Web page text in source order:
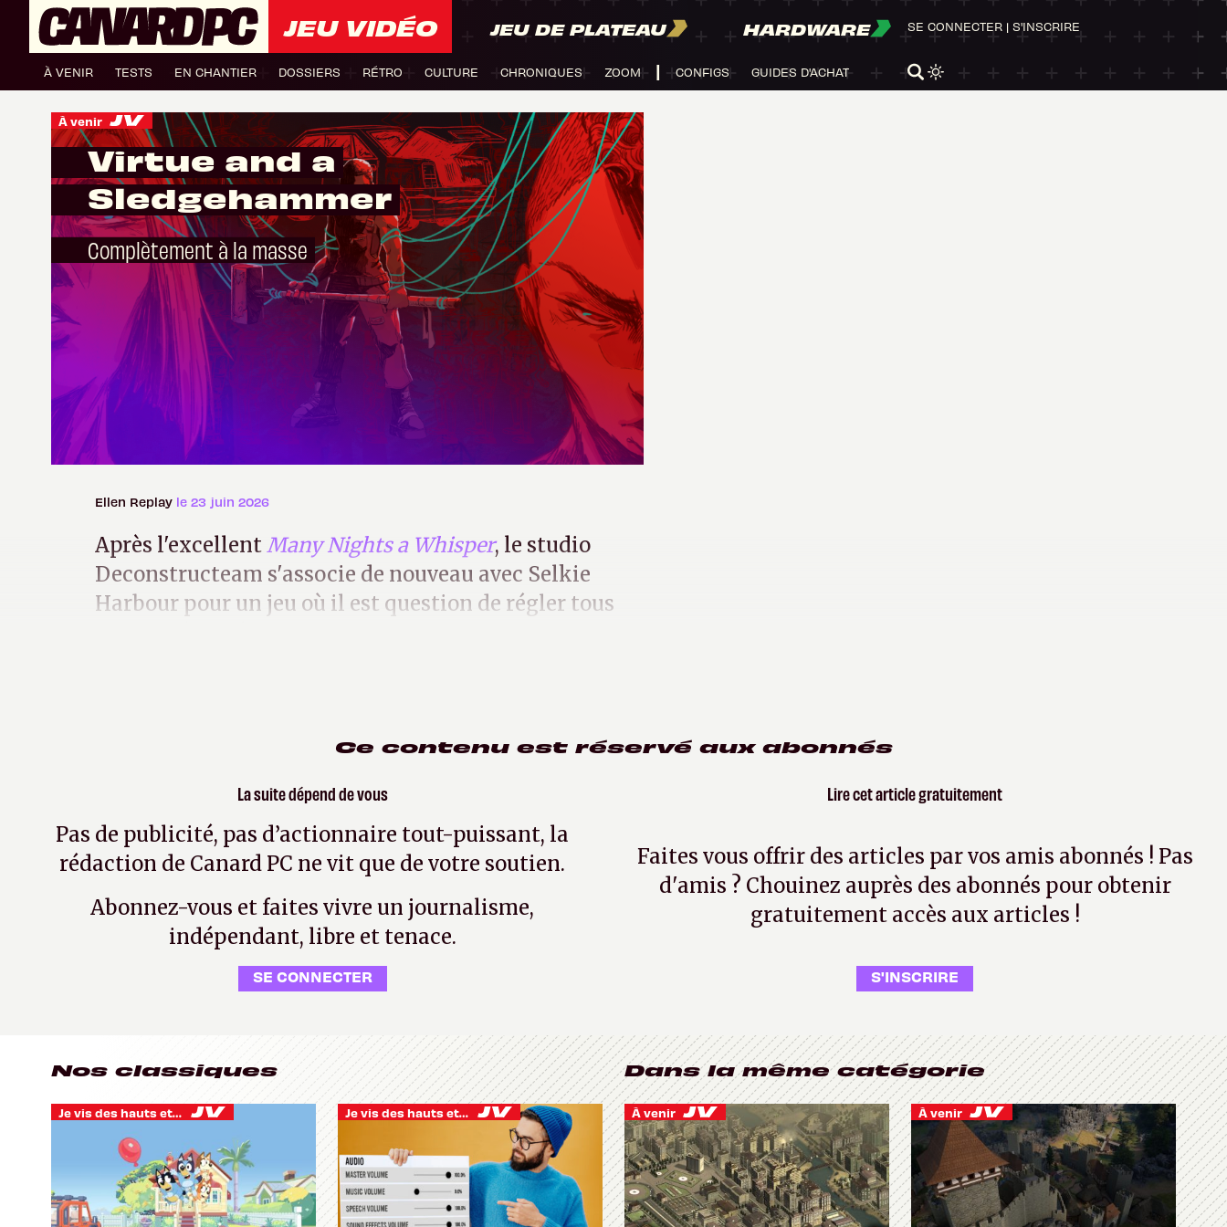
JEU VIDÉO JEU DE PLATEAU HARDWARE
À VENIR TESTS EN CHANTIER DOSSIERS RÉTRO CULTURE CHRONIQUES ZOOM CONFIGS GUIDES D'ACHAT
SE CONNECTER | S'INSCRIRE
À venir
Virtue and a
Sledgehammer
Complètement à la masse
Ellen Replay le 23 juin 2026
Après l'excellentMany Nights a Whisper, le studio
Deconstructeam s'associe de nouveau avec Selkie
Harbour pour un jeu où il est question de régler tous
Ce contenu est réservé aux abonnés
La suite dépend de vous
Pas de publicité, pas d’actionnaire tout-puissant, la
rédaction de Canard PC ne vit que de votre soutien.
Abonnez-vous et faites vivre un journalisme,
indépendant, libre et tenace.
SE CONNECTER
Lire cet article gratuitement
Faites vous offrir des articles par vos amis abonnés ! Pas
d'amis ? Chouinez auprès des abonnés pour obtenir
gratuitement accès aux articles !
S'INSCRIRE
Nos classiques
Je vis des hauts et des bas Je vis des hauts et des bas
Dans la même catégorie
À venir À venir